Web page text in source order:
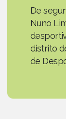
De
Nuno
distrito
de